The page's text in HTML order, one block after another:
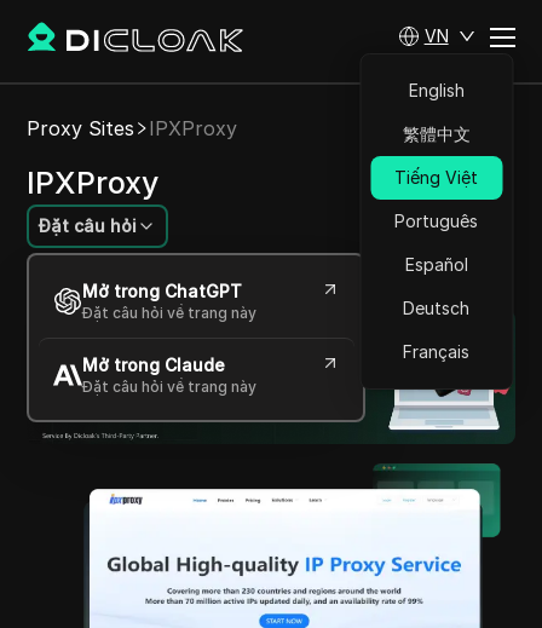
VN
English
繁體中文
Tiếng Việt
Português
Español
Deutsch
Français
Proxy Sites IPXProxy
IPXProxy
Đặt câu hỏi
Mở trong ChatGPT
Đặt câu hỏi về trang này
Mở trong Claude
Đặt câu hỏi về trang này
Dịch vụ Proxy IP Chất lượng Cao Toàn Cầu